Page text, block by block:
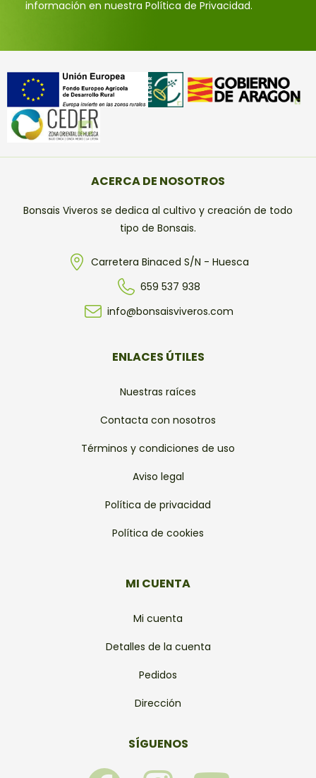
información en nuestra Política de Privacidad.
ACERCA DE NOSOTROS
Bonsais Viveros se dedica al cultivo y creación de todo
tipo de Bonsais.
Carretera Binaced S/N - Huesca
659 537 938
info@bonsaisviveros.com
ENLACES ÚTILES
Nuestras raíces
Contacta con nosotros
Términos y condiciones de uso
Aviso legal
Política de privacidad
Política de cookies
MI CUENTA
Mi cuenta
Detalles de la cuenta
Pedidos
Dirección
SÍGUENOS